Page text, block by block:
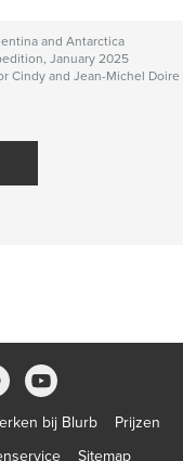
and Antarctica
January 2025
Cindy and Jean-Michel Doire
bij Blurb
Prijzen
Sitemap